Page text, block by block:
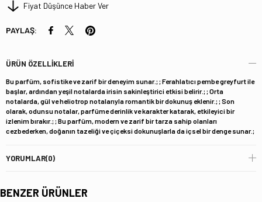
Fiyat Düşünce Haber Ver
PAYLAŞ:
ÜRÜN ÖZELLIKLERI
Bu parfüm, sofistike ve zarif bir deneyim sunar.; ; Ferahlatıcı pembe greyfurt ile
başlar, ardından yeşil notalarda irisin sakinleştirici etkisi belirir.; ; Orta
notalarda, gül ve heliotrop notalarıyla romantik bir dokunuş eklenir.; ; Son
olarak, odunsu notalar, parfüme derinlik ve karakter katarak, etkileyici bir
izlenim bırakır.; ; Bu parfüm, modern ve zarif bir tarza sahip olanları
cezbederken, doğanın tazeliği ve çiçeksi dokunuşlarla da içsel bir denge sunar.;
YORUMLAR(0)
BENZER ÜRÜNLER